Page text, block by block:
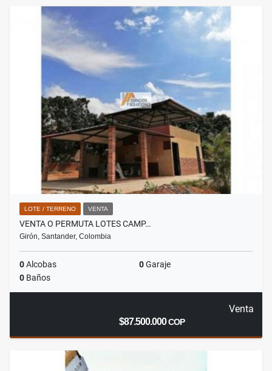
LOTE / TERRENO VENTA
VENTA O PERMUTA LOTES CAMP…
Girón, Santander, Colombia
0Alcobas 0Garaje
0 Baños
Venta
$87.500.000COP